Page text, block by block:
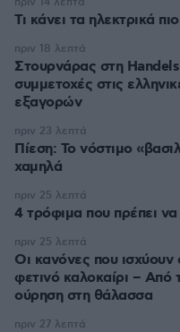
Τι κάνει τα ηλεκτρικά
Στουρνάρας στη
συμμετοχές στις
εξαγορών
πριν 18 λεπτά
Πίεση: Το νόστιμο
χαμηλά
πριν 23 λεπτά
4 τρόφιμα που πρέπει
πριν 25 λεπτά
Οι κανόνες που ισχύουν
φετινό καλοκαίρι – Από
ούρηση στη θάλασσα
πριν 25 λεπτά
πριν 27 λεπτά